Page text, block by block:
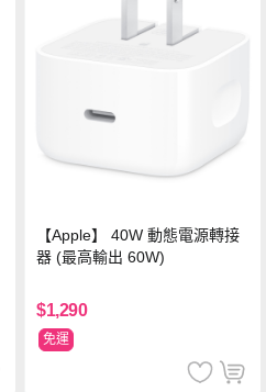
【Apple】 40W 動態電源轉接
器 (最高輸出 60W)
$1,290
免運